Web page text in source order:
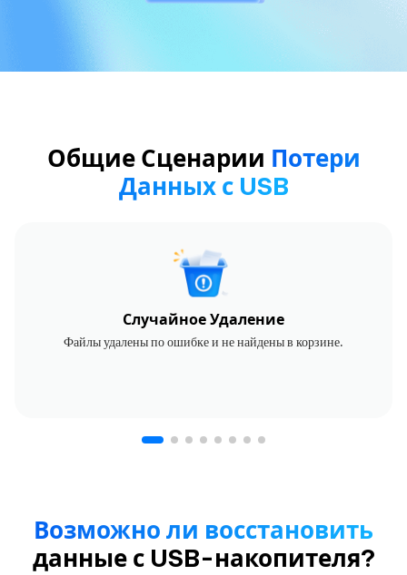
Общие Сценарии Потери
Данных с USB
Случайное Удаление
Файлы удалены по ошибке и не найдены в корзине.
Возможно ли восстановить
данные с USB-накопителя?